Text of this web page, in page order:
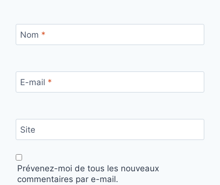
Nom *
E-mail *
Site
Prévenez-moi de tous les nouveaux
commentaires par e-mail.